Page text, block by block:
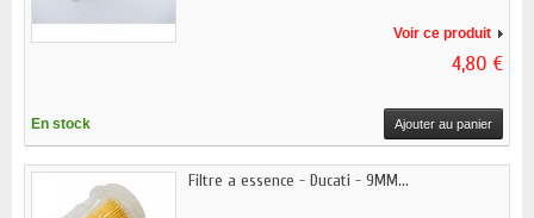
Voir ce produit
4,80 €
En stock Ajouter au panier
Filtre a essence - Ducati - 9MM...